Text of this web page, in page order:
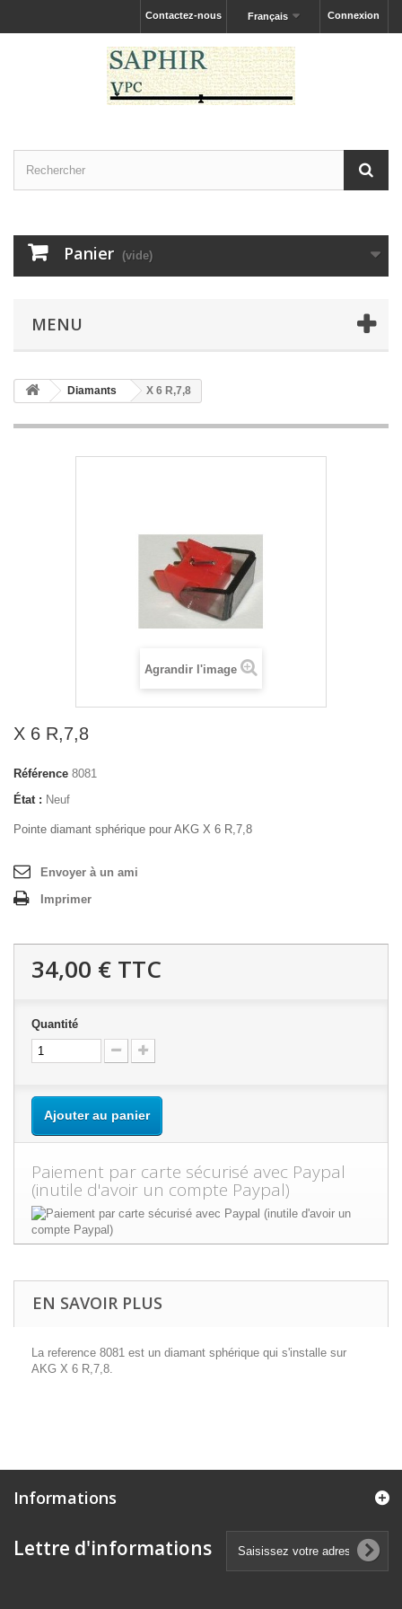
Connexion
Français
Contactez-nous
Panier (vide)
MENU
Diamants X 6 R,7,8
Agrandir l'image
X 6 R,7,8
Référence 8081
État : Neuf
Pointe diamant sphérique pour AKG X 6 R,7,8
Envoyer à un ami
Imprimer
34,00 € TTC
Quantité
Ajouter au panier
Paiement par carte sécurisé avec Paypal
(inutile d'avoir un compte Paypal)
EN SAVOIR PLUS
La reference 8081 est un diamant sphérique qui s'installe sur
AKG X 6 R,7,8.
Informations
Lettre d'informations